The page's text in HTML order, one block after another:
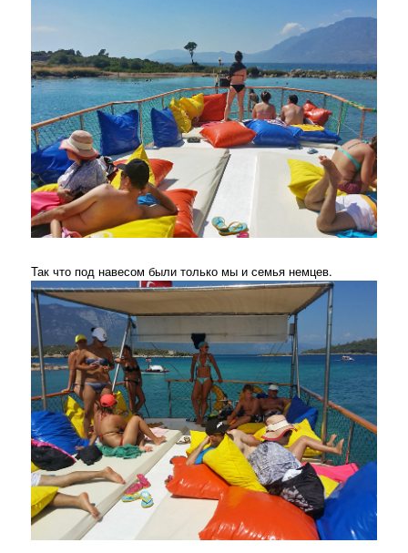
Так что под навесом были только мы и семья немцев.